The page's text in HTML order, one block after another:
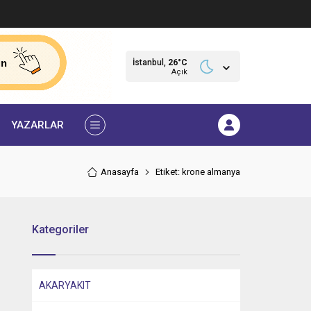
İstanbul, 26°C
Açık
YAZARLAR
Anasayfa Etiket: krone almanya
Kategoriler
AKARYAKIT